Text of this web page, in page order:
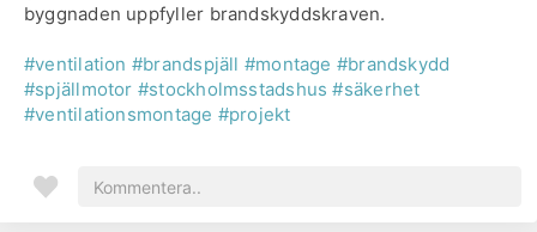
byggnaden uppfyller brandskyddskraven.
#ventilation #brandspjäll #montage #brandskydd
#spjällmotor #stockholmsstadshus #säkerhet
#ventilationsmontage #projekt